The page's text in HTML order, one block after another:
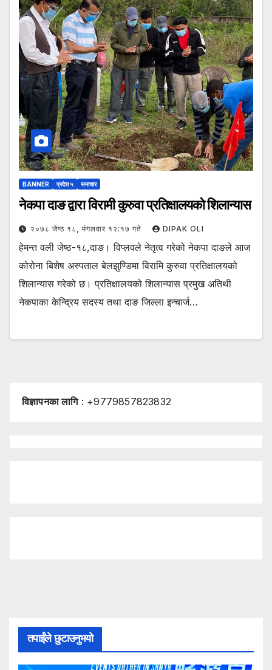
BANNER प्रदेश ५ समाचार
नेकपा दाङ द्वारा विरामी कुरुवा प्रतिक्षालयको शिलान्यास
२०७८ जेष्ठ १८, मंगलवार १२:१७ गते DIPAK OLI
हेमन्त वली जेष्ठ-१८,दाङ। विप्लवले नेतृत्व गरेको नेकपा दाङले आज
कोरोना बिशेष अस्पताल बेलझुण्डिमा विरामि कुरुवा प्रतिक्षालयको
शिलान्यास गरेको छ। प्रतिक्षालयको शिलान्यास प्रमुख अतिथी
नेकपाका केन्द्रिय सदस्य तथा दाङ जिल्ला इन्चार्ज…
विज्ञापनका लागि: +9779857823832
तपाईंले छुटाउनुभयो